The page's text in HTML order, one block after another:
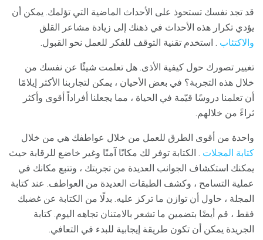
قد تجد نفسك تستحوذ على الأحداث الماضية التي تؤلمك. يمكن أن
يؤدي تكرار هذه الأحداث في ذهنك إلى زيادة مشاعر القلق
والاكتئاب . استخدم تقنية التوقف للفكر للعمل نحو القبول.
تغيير تصورك حول كيفية الأذى. هل تعلمت شيئًا عن نفسك من
خلال هذه التجربة؟ في بعض الأحيان ، يمكن لتجاربنا الأكثر إيلامًا
أن تعلمنا دروسًا قيّمة في الحياة ، مما يجعلنا أفراداً أقوى وأكثر
ثراءً من خلالهم.
واحدة من أقوى الطرق للعمل من خلال عواطفك هي من خلال
كتابة المجلات . الكتابة توفر لك مكانًا آمنًا وغير خاضع للرقابة حيث
يمكنك استكشاف الجوانب العديدة من تجربتك ، وتتبع مكانك في
عملية التسامح ، وكشف الطبقات العديدة من العواطف. عند كتابة
المجلة ، حاول أن توازن ما تركز عليه. بدلًا من الكتابة عن غضبك
فقط ، قم أيضًا بتضمين ما تشعر بالامتنان تجاهه اليوم. كتابة
الجريدة يمكن أن تكون طريقة إيجابية للبدء في التعافي.